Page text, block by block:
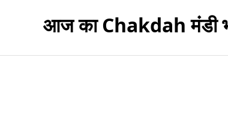
आज का Chakdah मंडी